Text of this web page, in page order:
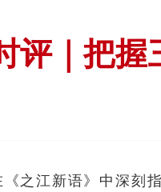
评｜把握
之江新语》中深刻